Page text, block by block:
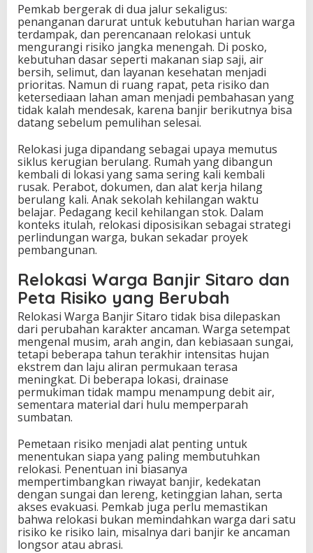
Pemkab bergerak di dua jalur sekaligus:
penanganan darurat untuk kebutuhan harian warga
terdampak, dan perencanaan relokasi untuk
mengurangi risiko jangka menengah. Di posko,
kebutuhan dasar seperti makanan siap saji, air
bersih, selimut, dan layanan kesehatan menjadi
prioritas. Namun di ruang rapat, peta risiko dan
ketersediaan lahan aman menjadi pembahasan yang
tidak kalah mendesak, karena banjir berikutnya bisa
datang sebelum pemulihan selesai.
Relokasi juga dipandang sebagai upaya memutus
siklus kerugian berulang. Rumah yang dibangun
kembali di lokasi yang sama sering kali kembali
rusak. Perabot, dokumen, dan alat kerja hilang
berulang kali. Anak sekolah kehilangan waktu
belajar. Pedagang kecil kehilangan stok. Dalam
konteks itulah, relokasi diposisikan sebagai strategi
perlindungan warga, bukan sekadar proyek
pembangunan.
Relokasi Warga Banjir Sitaro dan
Peta Risiko yang Berubah
Relokasi Warga Banjir Sitaro tidak bisa dilepaskan
dari perubahan karakter ancaman. Warga setempat
mengenal musim, arah angin, dan kebiasaan sungai,
tetapi beberapa tahun terakhir intensitas hujan
ekstrem dan laju aliran permukaan terasa
meningkat. Di beberapa lokasi, drainase
permukiman tidak mampu menampung debit air,
sementara material dari hulu memperparah
sumbatan.
Pemetaan risiko menjadi alat penting untuk
menentukan siapa yang paling membutuhkan
relokasi. Penentuan ini biasanya
mempertimbangkan riwayat banjir, kedekatan
dengan sungai dan lereng, ketinggian lahan, serta
akses evakuasi. Pemkab juga perlu memastikan
bahwa relokasi bukan memindahkan warga dari satu
risiko ke risiko lain, misalnya dari banjir ke ancaman
longsor atau abrasi.